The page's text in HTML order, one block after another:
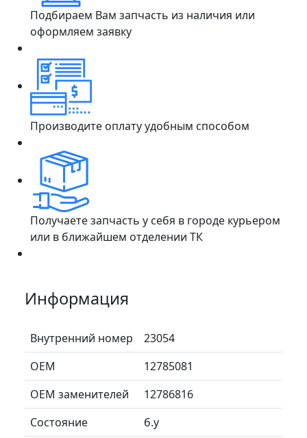
Подбираем Вам запчасть из наличия или
оформляем заявку
Производите оплату удобным способом
Получаете запчасть у себя в городе курьером
или в ближайшем отделении ТК
Информация
Внутренний номер
23054
ОЕМ
12785081
ОЕМ заменителей
12786816
Состояние
б.у